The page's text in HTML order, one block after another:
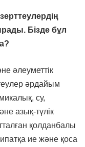
Бізде бұл
әлеуметтік
әрдайым
су,
азық-түлік
қолданбалы
ие және қоса